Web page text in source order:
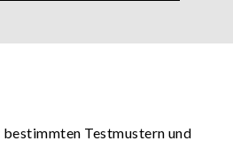
Testmustern und